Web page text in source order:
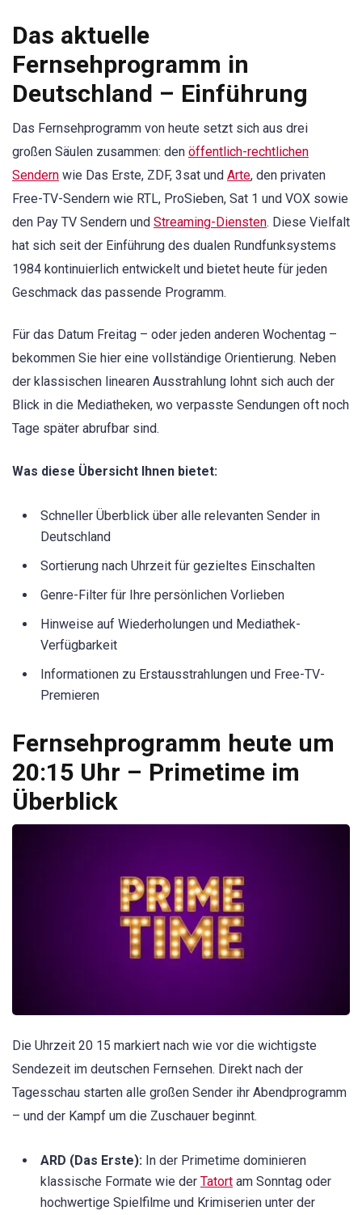
Das aktuelle
Fernsehprogramm in
Deutschland – Einführung
Das Fernsehprogramm von heute setzt sich aus drei
großen Säulen zusammen: den öffentlich-rechtlichen
Sendern wie Das Erste, ZDF, 3sat und Arte, den privaten
Free-TV-Sendern wie RTL, ProSieben, Sat 1 und VOX sowie
den Pay TV Sendern und Streaming-Diensten. Diese Vielfalt
hat sich seit der Einführung des dualen Rundfunksystems
1984 kontinuierlich entwickelt und bietet heute für jeden
Geschmack das passende Programm.
Für das Datum Freitag – oder jeden anderen Wochentag –
bekommen Sie hier eine vollständige Orientierung. Neben
der klassischen linearen Ausstrahlung lohnt sich auch der
Blick in die Mediatheken, wo verpasste Sendungen oft noch
Tage später abrufbar sind.
Was diese Übersicht Ihnen bietet:
Schneller Überblick über alle relevanten Sender in
Deutschland
Sortierung nach Uhrzeit für gezieltes Einschalten
Genre-Filter für Ihre persönlichen Vorlieben
Hinweise auf Wiederholungen und Mediathek-
Verfügbarkeit
Informationen zu Erstausstrahlungen und Free-TV-
Premieren
Fernsehprogramm heute um
20:15 Uhr – Primetime im
Überblick
Die Uhrzeit 20 15 markiert nach wie vor die wichtigste
Sendezeit im deutschen Fernsehen. Direkt nach der
Tagesschau starten alle großen Sender ihr Abendprogramm
– und der Kampf um die Zuschauer beginnt.
ARD (Das Erste): In der Primetime dominieren
klassische Formate wie der Tatort am Sonntag oder
hochwertige Spielfilme und Krimiserien unter der